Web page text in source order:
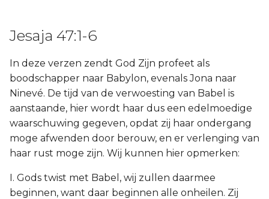
Jesaja 47:1-6
In deze verzen zendt God Zijn profeet als
boodschapper naar Babylon, evenals Jona naar
Ninevé. De tijd van de verwoesting van Babel is
aanstaande, hier wordt haar dus een edelmoedige
waarschuwing gegeven, opdat zij haar ondergang
moge afwenden door berouw, en er verlenging van
haar rust moge zijn. Wij kunnen hier opmerken:
I. Gods twist met Babel, wij zullen daarmee
beginnen, want daar beginnen alle onheilen. Zij